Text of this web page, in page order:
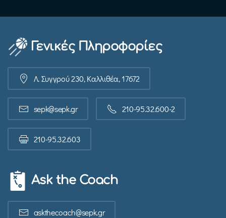
Γενικές Πληροφορίες
Λ. Συγγρού 230, Καλλιθέα, 17672
sepk@sepk.gr 210-95.32.600-2
210-95.32.603
Ask the Coach
askthecoach@sepk.gr